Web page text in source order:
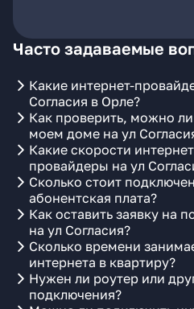
Часто задаваемые
Какие интернет-
Согласия в Орле?
Как проверить, можно
моем доме на ул
Какие скорости
провайдеры на ул
Сколько стоит
абонентская плата?
Как оставить заявку на
на ул Согласия?
Сколько времени
интернета в квартиру?
Нужен ли роутер или
подключения?